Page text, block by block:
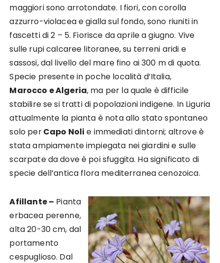
maggiori sono arrotondate. I fiori, con corolla
azzurro-violacea e gialla sul fondo, sono riuniti in
fascetti di 2 – 5. Fiorisce da aprile a giugno. Vive
sulle rupi calcaree litoranee, su terreni aridi e
sassosi, dal livello del mare fino ai 300 m di quota.
Specie presente in poche località d’Italia,
Marocco e Algeria, ma per la quale è difficile
stabilire se si tratti di popolazioni indigene. In Liguria
attualmente la pianta è nota allo stato spontaneo
solo perCapo Noli e immediati dintorni; altrove è
stata ampiamente impiegata nei giardini e sulle
scarpate da dove è poi sfuggita. Ha significato di
specie dell’antica flora mediterranea cenozoica.
Afillante – Pianta
erbacea perenne,
alta 20-30 cm, dal
portamento
cespuglioso. Dal